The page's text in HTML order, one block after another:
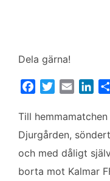
Dela gärna!
c
e
b
o
o
i
t
e
r
a
i
n
k
d
I
Till
Djurgården,
och med dåligt
borta mot Kalmar